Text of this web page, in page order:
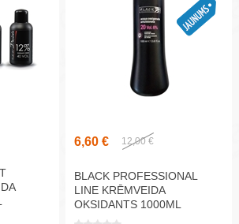
6,60 € 12,00 €
BLACK PROFESSIONAL
LINE KRĒMVEIDA
OKSIDANTS 1000ML